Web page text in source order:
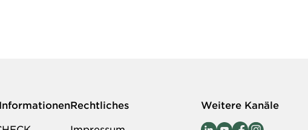
Rechtliches
Weitere Kanäle